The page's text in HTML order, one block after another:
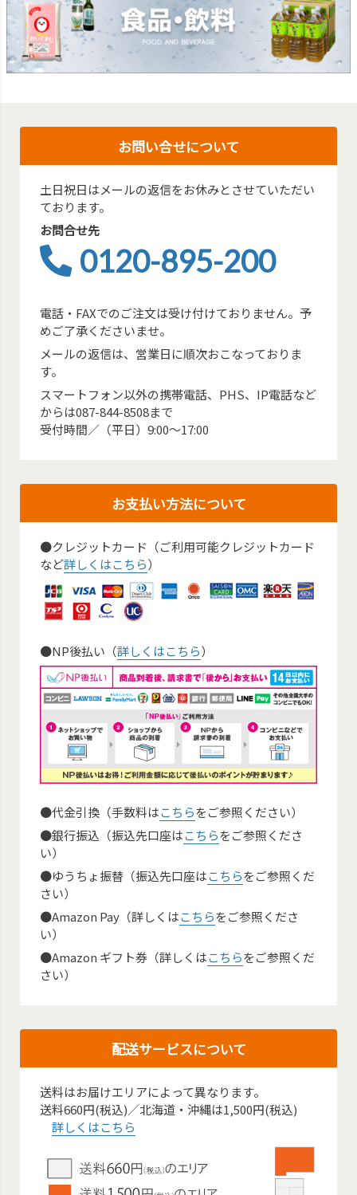
お問い合せについて
土日祝日はメールの返信をお休みとさせていただい
ております。
お問合せ先
0120-895-200
電話・FAXでのご注文は受け付けておりません。予
めご了承くださいませ。
メールの返信は、営業日に順次おこなっておりま
す。
スマートフォン以外の携帯電話、PHS、IP電話など
からは087-844-8508まで
受付時間／（平日）9:00～17:00
お支払い方法について
●クレジットカード（ご利用可能クレジットカード
など詳しくはこちら）
●NP後払い（詳しくはこちら）
●代金引換（手数料はこちらをご参照ください）
●銀行振込（振込先口座はこちらをご参照くださ
い）
●ゆうちょ振替（振込先口座はこちらをご参照くだ
さい）
●Amazon Pay（詳しくはこちらをご参照くださ
い）
●Amazon ギフト券（詳しくはこちらをご参照くだ
さい）
配送サービスについて
送料はお届けエリアによって異なります。
送料660円(税込)／北海道・沖縄は1,500円(税込)
詳しくはこちら